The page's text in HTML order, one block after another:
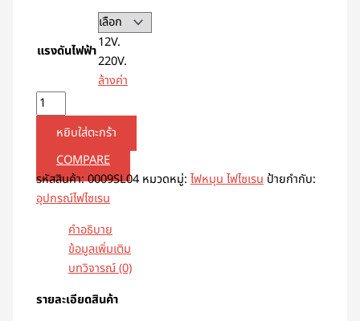
แรงดันไฟฟ้า12V.
220V.
ล้างค่า
หยิบใส่ตะกร้า
COMPARE
รหัสสินค้า:0009SL04 หมวดหมู่:ไฟหมุน ไฟไซเรน ป้ายกำกับ:
อุปกรณ์ไฟไซเรน
คำอธิบาย
ข้อมูลเพิ่มเติม
บทวิจารณ์ (0)
รายละเอียดสินค้า